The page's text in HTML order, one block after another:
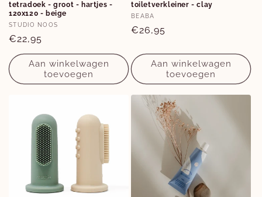
tetradoek - groot - hartjes -
120x120 - beige
Verkoper:
STUDIO NOOS
Normale
prijs
€22,95
Aan winkelwagen
toevoegen
toiletverkleiner - clay
Verkoper:
BEABA
Normale
€26,95
Aan winkelwagen
toevoegen